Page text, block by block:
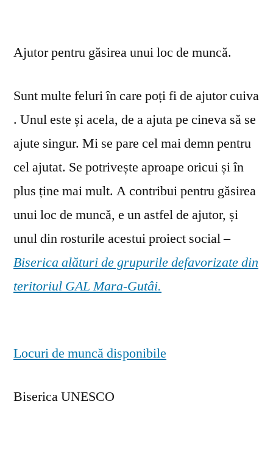
Ajutor pentru găsirea unui loc de muncă.
Sunt multe feluri în care poți fi de ajutor cuiva
. Unul este și acela, de a ajuta pe cineva să se
ajute singur. Mi se pare cel mai demn pentru
cel ajutat. Se potrivește aproape oricui și în
plus ține mai mult. A contribui pentru găsirea
unui loc de muncă, e un astfel de ajutor, și
unul din rosturile acestui proiect social –
Biserica alături de grupurile defavorizate din
teritoriul GAL Mara-Gutâi.
Locuri de muncă disponibile
Biserica UNESCO